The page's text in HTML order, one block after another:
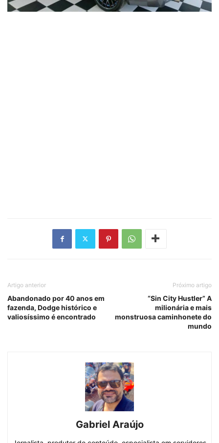
Artigo anterior
Abandonado por 40 anos em
fazenda, Dodge histórico e
valiosíssimo é encontrado
Próximo artigo
“Sin City Hustler” A
milionária e mais
monstruosa caminhonete do
mundo
Gabriel Araújo